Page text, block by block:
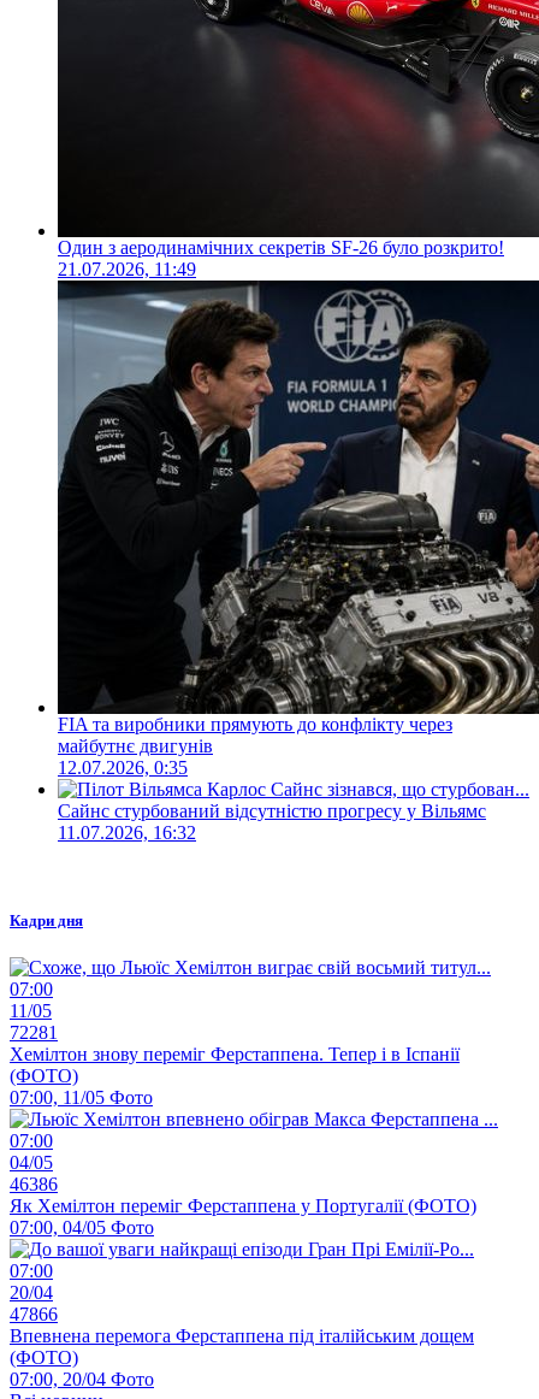
Один з аеродинамічних секретів SF-26 було розкрито!
21.07.2026, 11:49
FIA та виробники прямують до конфлікту через
майбутнє двигунів
12.07.2026, 0:35
Сайнс стурбований відсутністю прогресу у Вільямс
11.07.2026, 16:32
Кадри дня
07:00
11/05
72281
Хемілтон знову переміг Ферстаппена. Тепер і в Іспанії
(ФОТО)
07:00, 11/05 Фото
07:00
04/05
46386
Як Хемілтон переміг Ферстаппена у Португалії (ФОТО)
07:00, 04/05 Фото
07:00
20/04
47866
Впевнена перемога Ферстаппена під італійським дощем
(ФОТО)
07:00, 20/04 Фото